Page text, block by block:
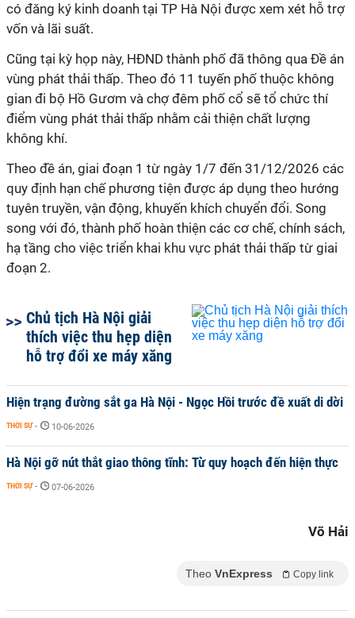
có đăng ký kinh doanh tại TP Hà Nội được xem xét hỗ trợ
vốn và lãi suất.
Cũng tại kỳ họp này, HĐND thành phố đã thông qua Đề án
vùng phát thải thấp. Theo đó 11 tuyến phố thuộc không
gian đi bộ Hồ Gươm và chợ đêm phố cổ sẽ tổ chức thí
điểm vùng phát thải thấp nhằm cải thiện chất lượng
không khí.
Theo đề án, giai đoạn 1 từ ngày 1/7 đến 31/12/2026 các
quy định hạn chế phương tiện được áp dụng theo hướng
tuyên truyền, vận động, khuyến khích chuyển đổi. Song
song với đó, thành phố hoàn thiện các cơ chế, chính sách,
hạ tầng cho việc triển khai khu vực phát thải thấp từ giai
đoạn 2.
Chủ tịch Hà Nội giải
thích việc thu hẹp diện
hỗ trợ đổi xe máy xăng
Hiện trạng đường sắt ga Hà Nội - Ngọc Hồi trước đề xuất di dời
THỜI SỰ - 10-06-2026
Hà Nội gỡ nút thắt giao thông tĩnh: Từ quy hoạch đến hiện thực
THỜI SỰ - 07-06-2026
Võ Hải
Theo VnExpress Copy link